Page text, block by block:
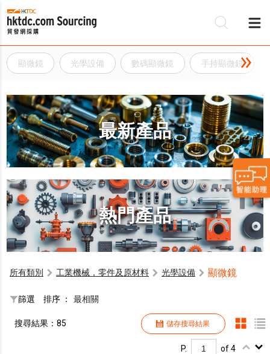
顯微鏡 光學設備 數碼顯微鏡 手持顯微鏡
最新產品
熱門產品
所有類別 工業機械，零件及原材料 光學設備 顯微鏡
篩選 排序 ： 最相關
儲存搜尋結果
搜尋結果：85
P. of 4